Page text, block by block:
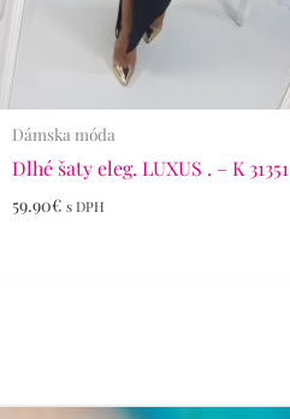
Dámska móda
Dlhé šaty eleg. LUXUS . – K 31351
59.90€ s DPH